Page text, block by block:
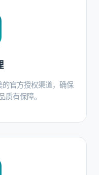
官方授权渠道，确保
有保障。